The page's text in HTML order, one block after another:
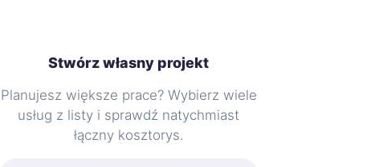
Stwórz własny projekt
Planujesz większe prace? Wybierz wiele
usług z listy i sprawdź natychmiast
łączny kosztorys.